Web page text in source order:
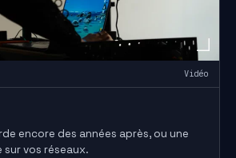
Vidéo
encore des années après, ou une
vos réseaux.